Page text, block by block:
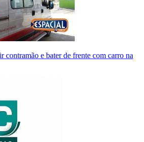
contramão e bater de frente com carro na